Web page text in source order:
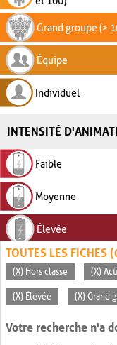
Grand groupe (>
Équipe
Individuel
INTENSITÉ
Faible
Moyenne
Élevée
TOUTES LES FICHES
(X) Hors classe (X)
(X) Élevée (X) Grand
Votre recherche n'a